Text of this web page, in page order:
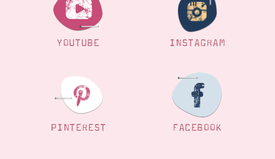
YOUTUBE INSTAGRAM
PINTEREST FACEBOOK